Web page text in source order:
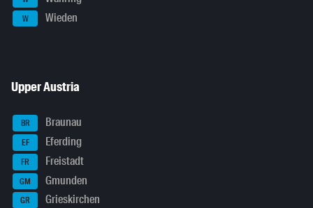
W Wieden
Upper Austria
BR Braunau
EF Eferding
FR Freistadt
GM Gmunden
GR Grieskirchen